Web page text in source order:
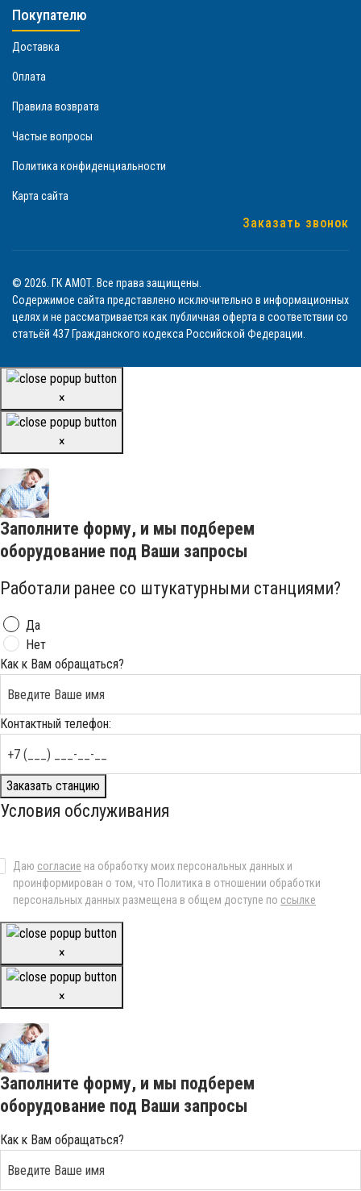
Покупателю
Доставка
Оплата
Правила возврата
Частые вопросы
Политика конфиденциальности
Карта сайта
Заказать звонок
© 2026. ГК АМОТ. Все права защищены.
Содержимое сайта представлено исключительно в информационных
целях и не рассматривается как публичная оферта в соответствии со
статьёй 437 Гражданского кодекса Российской Федерации.
×
×
Заполните форму, и мы подберем
оборудование под Ваши запросы
Работали ранее со штукатурными станциями?
Да
Нет
Как к Вам обращаться?
Контактный телефон:
Заказать станцию
Условия обслуживания
Даю согласие на обработку моих персональных данных и
проинформирован о том, что Политика в отношении обработки
персональных данных размещена в общем доступе по ссылке
×
×
Заполните форму, и мы подберем
оборудование под Ваши запросы
Как к Вам обращаться?